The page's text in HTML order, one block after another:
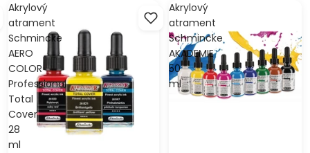
Akrylový
atrament
Schmincke
AERO
COLOR
Professional
Total
Cover
28
ml
Akrylový
atrament
Schmincke
AKADEMIE
50
ml